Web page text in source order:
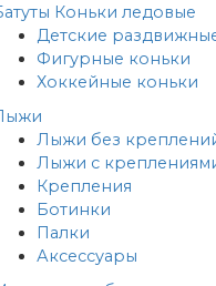
Коньки ледовые
Детские
Фигурные коньки
Хоккейные коньки
Лыжи без
Лыжи с
Крепления
Ботинки
Палки
Аксессуары